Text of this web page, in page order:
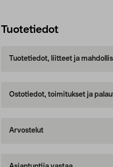
Tuotetiedot
Tuotetiedot, liitteet ja
Ostotiedot, toimitukset ja
Arvostelut